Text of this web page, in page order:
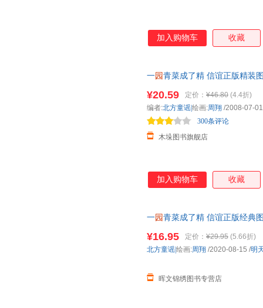
加入购物车 收藏
一园 青菜成了精 信谊正版精装
¥20.59 定价： ¥46.80 (4.4折)
木垛图书旗舰店
300条评论
编者:北方童谣|绘画:周翔 /2008-07-01
加入购物车 收藏
一园 青菜成了精 信谊正版经典
¥16.95 定价： ¥29.95 (5.66折)
晖文锦绣图书专营店
北方童谣|绘画:周翔 /2020-08-15 /明